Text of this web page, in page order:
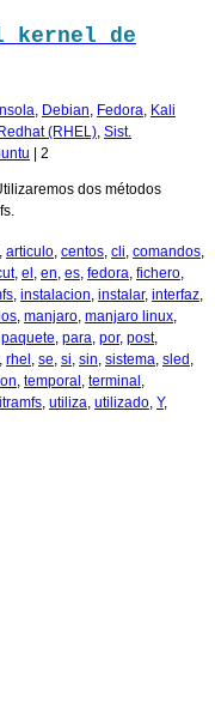
kernel de
, Debian, Fedora, Kali
Redhat (RHEL), Sist.
2
dos métodos
, articulo, centos, cli, comandos,
, el , en, es, fedora, fichero,
, instalacion, instalar, interfaz,
los, manjaro, manjaro linux,
paquete, para, por, post,
, rhel , se, si, sin, sistema, sled ,
, temporal , terminal ,
, utiliza, utilizado, Y,